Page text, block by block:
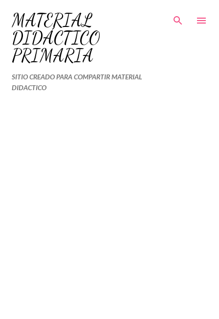
Ir al contenido principal
MATERIAL
DIDÁCTICO
PRIMARIA
SITIO CREADO PARA COMPARTIR MATERIAL
DIDACTICO